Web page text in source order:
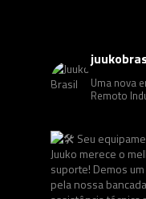
Uma nova
Remoto